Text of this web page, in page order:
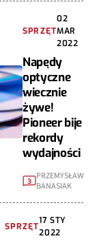
SPRZĘT
02
MAR
2022
Napędy
optyczne
wiecznie
żywe!
Pioneer bije
rekordy
wydajności
3
PRZEMYSŁAW
BANASIAK
SPRZĘT
17 STY
2022